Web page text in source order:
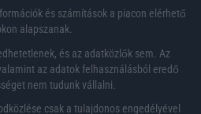
és számítások a piacon elérhető
alapszanak.
és az adatközlők sem. Az
az adatok felhasználásból eredő
nem tudunk vállalni.
csak a tulajdonos engedélyével